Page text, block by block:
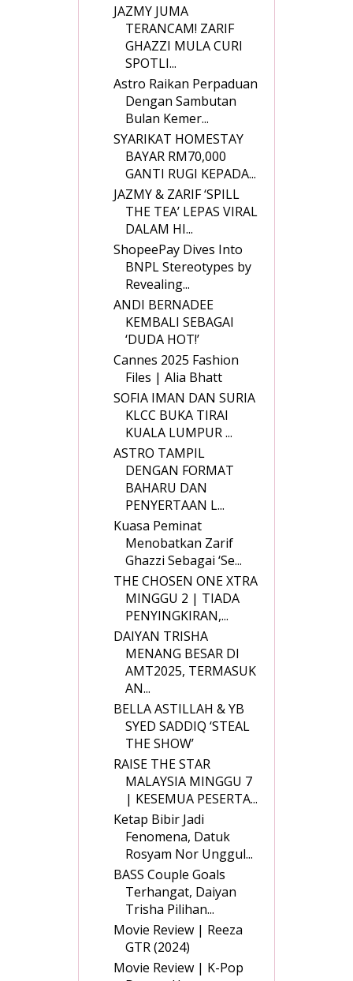
JAZMY JUMA
TERANCAM! ZARIF
GHAZZI MULA CURI
SPOTLI...
Astro Raikan Perpaduan
Dengan Sambutan
Bulan Kemer...
SYARIKAT HOMESTAY
BAYAR RM70,000
GANTI RUGI KEPADA...
JAZMY & ZARIF ‘SPILL
THE TEA’ LEPAS VIRAL
DALAM HI...
ShopeePay Dives Into
BNPL Stereotypes by
Revealing...
ANDI BERNADEE
KEMBALI SEBAGAI
‘DUDA HOT!’
Cannes 2025 Fashion
Files | Alia Bhatt
SOFIA IMAN DAN SURIA
KLCC BUKA TIRAI
KUALA LUMPUR ...
ASTRO TAMPIL
DENGAN FORMAT
BAHARU DAN
PENYERTAAN L...
Kuasa Peminat
Menobatkan Zarif
Ghazzi Sebagai ‘Se...
THE CHOSEN ONE XTRA
MINGGU 2 | TIADA
PENYINGKIRAN,...
DAIYAN TRISHA
MENANG BESAR DI
AMT2025, TERMASUK
AN...
BELLA ASTILLAH & YB
SYED SADDIQ ‘STEAL
THE SHOW’
RAISE THE STAR
MALAYSIA MINGGU 7
| KESEMUA PESERTA...
Ketap Bibir Jadi
Fenomena, Datuk
Rosyam Nor Unggul...
BASS Couple Goals
Terhangat, Daiyan
Trisha Pilihan...
Movie Review | Reeza
GTR (2024)
Movie Review | K-Pop